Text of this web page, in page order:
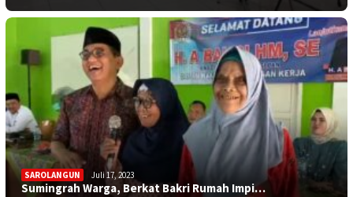
SAROLANGUN Juli 17, 2023
Sumingrah Warga, Berkat Bakri Rumah Impi…